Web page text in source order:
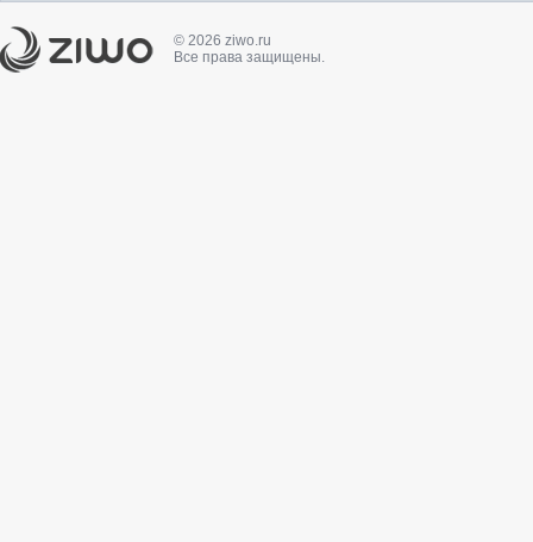
© 2026 ziwo.ru
Все права защищены.